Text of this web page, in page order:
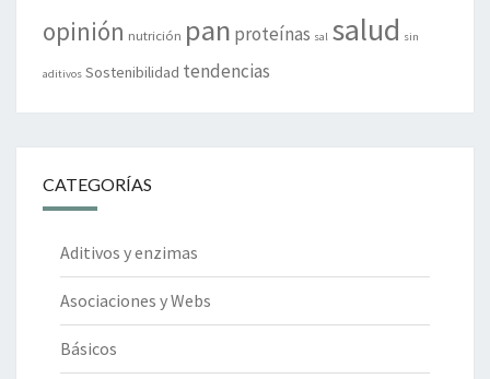
opinión nutrición pan proteínas sal salud sin
aditivos Sostenibilidad tendencias
CATEGORÍAS
Aditivos y enzimas
Asociaciones y Webs
Básicos